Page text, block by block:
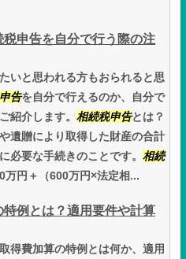
税申告を自分で行う際の注
いと思われる方もおられると思
申告を自分で行えるのか、自分で
紹介します。 相続税申告とは？
遺贈により取得した財産の合計
必要な手続きのことです。 相続
万円＋（600万円×法定相...
例とは？適用要件や計算
得費加算の特例とは何か、適用